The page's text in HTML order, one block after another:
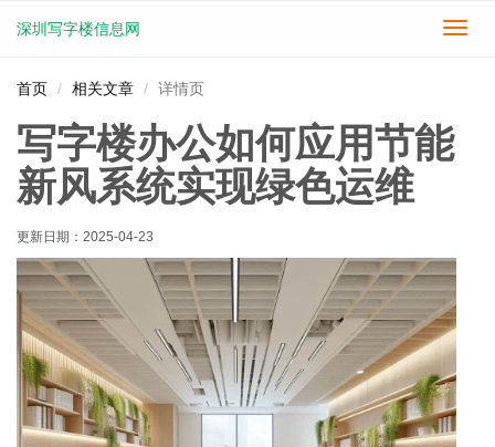
切
深圳写字楼信息网
首页 相关文章 详情页
写字楼办公如何应用节能
新风系统实现绿色运维
更新日期： 2025-04-23